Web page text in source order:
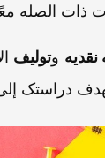
ذات الصله
وتولیف
دراستک